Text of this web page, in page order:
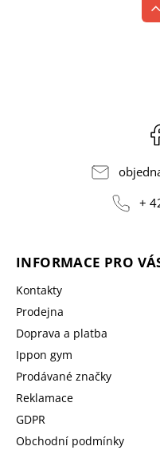
+
INFORMACE PRO
Kontakty
Prodejna
Doprava a platba
Ippon gym
Prodávané značky
Reklamace
GDPR
Obchodní podmínky